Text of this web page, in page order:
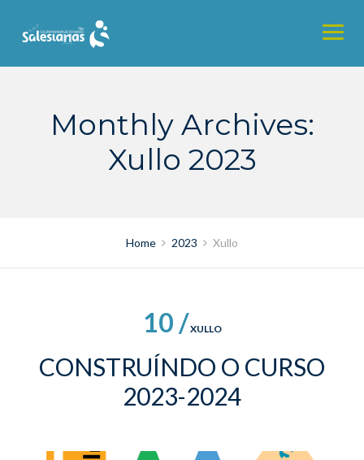
content
Monthly Archives:
Xullo 2023
Home 2023 Xullo
10 /XULLO
CONSTRUÍNDO O CURSO
2023-2024